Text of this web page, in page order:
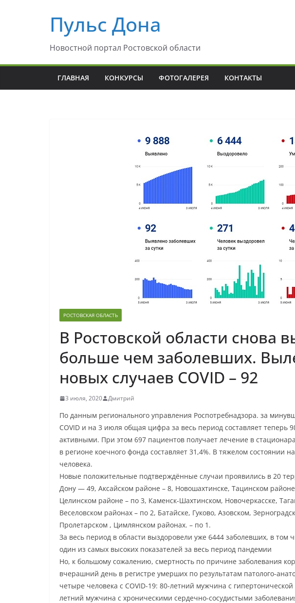
содержимомуПульс Дона
Новостной портал Ростовской области
ГЛАВНАЯ КОНКУРСЫ ФОТОГАЛЕРЕЯ КОНТАКТЫ
РОСТОВСКАЯ ОБЛАСТЬ
В Ростовской области снова
больше чем заболевших.
новых случаев COVID – 92
3 июля, 2020 Дмитрий
По данным регионального управления Роспотребнадзора. за
COVID и на 3 июля общая цифра за весь период составляет теперь
активными. При этом 697 пациентов получает лечение в
в регионе коечного фонда составляет 31,4%. В тяжелом состоянии
человека.
Новые положительные подтверждённые случаи проявились в 20
Дону — 49, Аксайском районе – 8, Новошахтинске, Тацинском
Целинском районе – по 3, Каменск-Шахтинском, Новочеркасске,
Веселовском районах – по 2, Батайске, Гуково, Азовском,
Пролетарском , Цимлянском районах. – по 1.
За весь период в области выздоровели уже 6444 заболевших, в том
один из самых высоких показателей за весь период пандемии
Но, к большому сожалению, смертность по причине заболевания
вчерашний день в регистре умерших по результатам патолого-
четыре человека с COVID-19: 80-летний мужчина с
летний мужчина с хроническими сердечно-сосудистыми